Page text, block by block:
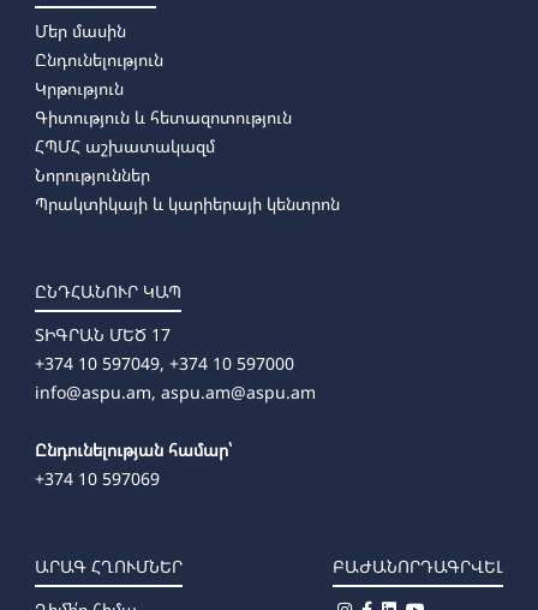
Մեր մասին
Ընդունելություն
Կրթություն
Գիտություն և հետազոտություն
ՀՊՄՀ աշխատակազմ
Նորություններ
Պրակտիկայի և կարիերայի կենտրոն
ԸՆԴՀԱՆՈՒՐ ԿԱՊ
ՏԻԳՐԱՆ ՄԵԾ 17
+374 10 597049, +374 10 597000
info@aspu.am, aspu.am@aspu.am
Ընդունելության համար՝
+374 10 597069
ԱՐԱԳ ՀՂՈՒՄՆԵՐ
ԲԱԺԱՆՈՐԴԱԳՐՎԵԼ